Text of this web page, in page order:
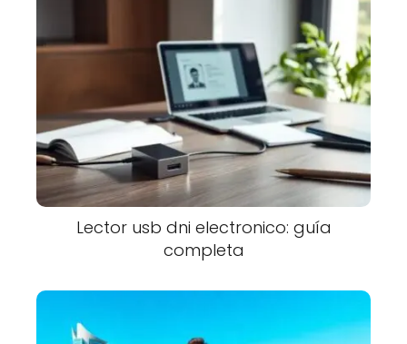
Lector usb dni electronico: guía
completa